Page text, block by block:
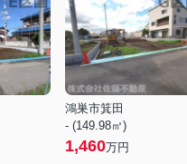
鴻巣市箕田
- (149.98㎡)
1,460万円